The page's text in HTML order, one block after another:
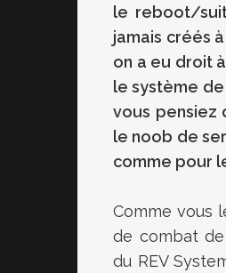
le reboot/
jamais créés
on a eu droit
le système
vous pensiez
le noob de
comme pour
Comme vous
de combat
du REV